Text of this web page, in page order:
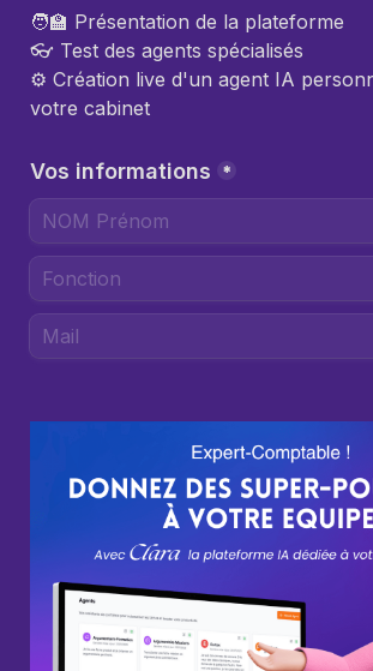
🧑‍🏫 Présentation de la plateforme
👓 Test des agents spécialisés
⚙️ Création live d'un agent IA
votre cabinet
Vos informations *